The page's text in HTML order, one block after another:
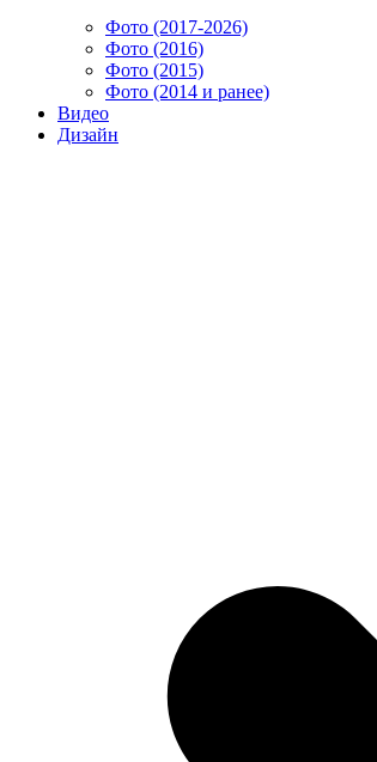
Фото (2017-2026)
Фото (2016)
Фото (2015)
Фото (2014 и ранее)
Видео
Дизайн